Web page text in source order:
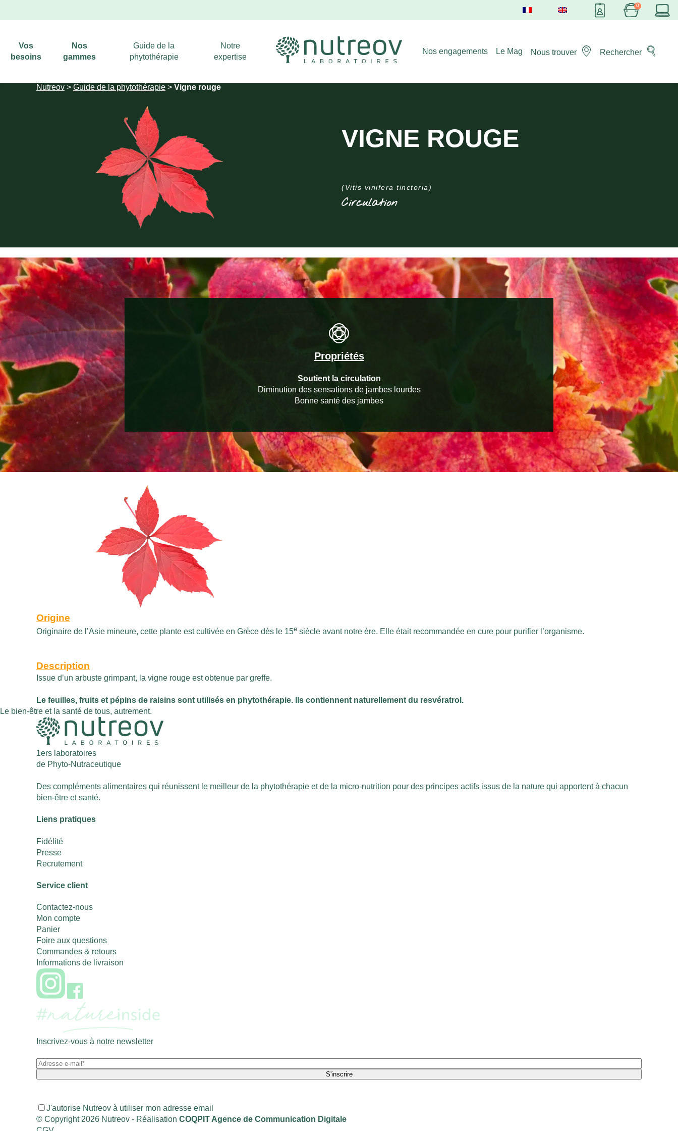
Vos
besoins
Nos
gammes
Guide de la
phytothérapie
Notre
expertise
Nos engagements Le Mag Nous trouver Rechercher
Nutreov > Guide de la phytothérapie > Vigne rouge
VIGNE ROUGE
(Vitis vinifera tinctoria)
Circulation
Propriétés
Soutient la circulation
Diminution des sensations de jambes lourdes
Bonne santé des jambes
Origine
Originaire de l’Asie mineure, cette plante est cultivée en Grèce dès le 15e siècle avant notre ère. Elle était recommandée en cure pour purifier l’organisme.
Description
Issue d’un arbuste grimpant, la vigne rouge est obtenue par greffe.
Le feuilles, fruits et pépins de raisins sont utilisés en phytothérapie. Ils contiennent naturellement du resvératrol.
Le bien-être et la santé de tous, autrement.
1ers laboratoires
de Phyto-Nutraceutique
Des compléments alimentaires qui réunissent le meilleur de la phytothérapie et de la micro-nutrition pour des principes actifs issus de la nature qui apportent à chacun
bien-être et santé.
Liens pratiques
Fidélité
Presse
Recrutement
Service client
Contactez-nous
Mon compte
Panier
Foire aux questions
Commandes & retours
Informations de livraison
Inscrivez-vous à notre newsletter
J'autorise Nutreov à utiliser mon adresse email
© Copyright 2026 Nutreov - Réalisation COQPIT Agence de Communication Digitale